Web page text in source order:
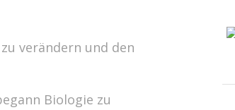
verändern und den
Biologie zu